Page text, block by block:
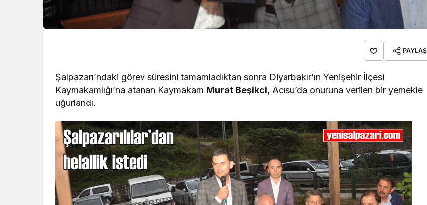
PAYLAŞ
Şalpazarı’ndaki görev süresini tamamladıktan sonra Diyarbakır’ın Yenişehir İlçesi
Kaymakamlığı’na atanan Kaymakam Murat Beşikci, Acısu’da onuruna verilen bir yemekle
uğurlandı.